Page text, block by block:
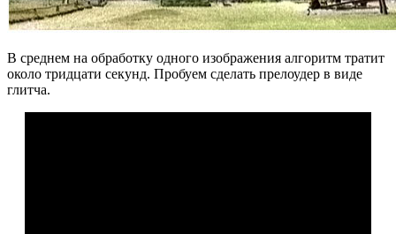
В среднем на обработку одного изображения алгоритм тратит
около тридцати секунд. Пробуем сделать прелоудер в виде
глитча.